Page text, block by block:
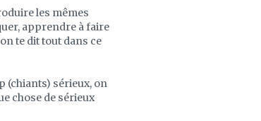
les mêmes
apprendre à faire
te dit tout dans ce
(chiants) sérieux, on
chose de sérieux